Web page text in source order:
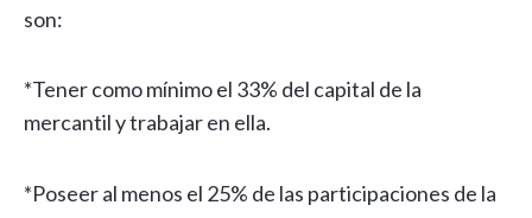
son:
*Tener como mínimo el 33% del capital de la
mercantil y trabajar en ella.
*Poseer al menos el 25% de las participaciones de la